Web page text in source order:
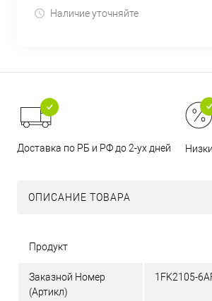
Наличие уточняйте
Доставка по РБ и РФ до 2-ух дней
ОПИСАНИЕ ТОВАРА
Продукт
Заказной Номер
(Артикл)
1FK2105-